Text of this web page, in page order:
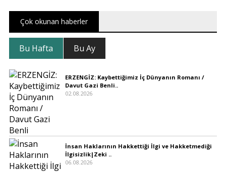
Çok okunan haberler
Bu Hafta Bu Ay
ERZENGİZ: Kaybettiğimiz İç Dünyanın Romanı /
Davut Gazi Benli..
02.08.2026
İnsan Haklarının Hakkettiği İlgi ve Hakketmediği
İlgisizlik|Zeki ..
06.08.2026